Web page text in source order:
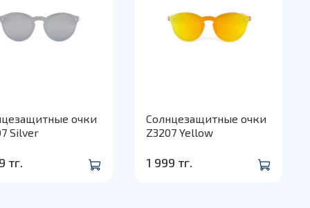
очки
Silver
тг.
Солнцезащитные очки
Z3207 Yellow
1 999 тг.